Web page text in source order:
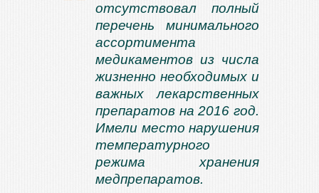
отсутствовал полный
перечень минимального
ассортимента
медикаментов из числа
жизненно необходимых и
важных лекарственных
препаратов на 2016 год.
Имели место нарушения
температурного
режима хранения
медпрепаратов.